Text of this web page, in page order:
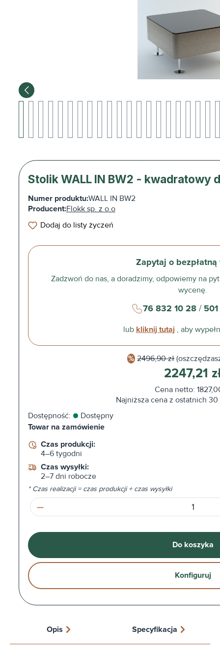
Stolik WALL IN BW2 - kwadratowy
Numer produktu:WALL IN BW2
Producent:Flokk sp. z o.o
Dodaj do listy życzeń
Zapytaj o bezpłatną
Zadzwoń do nas, a doradzimy, odpowiemy na
wycenę.
76 832 10 28/
lub kliknij tutaj , aby
2496,90 zł
2247,21
Cena netto:
Najniższa cena z ostatnich 30
Dostępność:
Dostępny
Towar na zamówienie
Czas produkcji:
4–6 tygodni
Czas wysyłki:
2–7 dni robocze
* Czas realizacji = czas produkcji + czas wysyłki
Ilość produktu: Wprowadź żądaną
Do koszyka
Konfiguruj
Opis Specyfikacja